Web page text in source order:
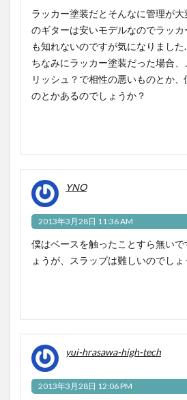
ラッカー塗装だとそんなに管理が
のギターは安いモデルなのでラッ
も知れないのですが気になりまし
ちなみにラッカー塗装だった場合
リッシュ？で相性の悪いものとか
のとかあるのでしょうか？
YNO
2013年3月28日 11:36 AM
僕はベースを触ったことすら無い
ょうが、スラップは難しいのでしょ
yui-hrasawa-high-tech
2013年3月28日 12:06 PM